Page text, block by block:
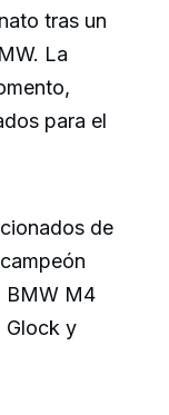
tras un
La
para el
de
BMW M4
Glock y